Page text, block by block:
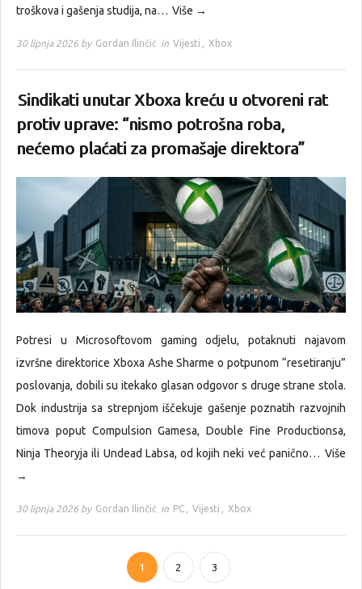
troškova i gašenja studija, na… Više →
30 lipnja 2026 by Gordan Ilinčić in Vijesti , Xbox
Sindikati unutar Xboxa kreću u otvoreni rat
protiv uprave: “nismo potrošna roba,
nećemo plaćati za promašaje direktora”
Potresi u Microsoftovom gaming odjelu, potaknuti najavom
izvršne direktorice Xboxa Ashe Sharme o potpunom “resetiranju”
poslovanja, dobili su itekako glasan odgovor s druge strane stola.
Dok industrija sa strepnjom iščekuje gašenje poznatih razvojnih
timova poput Compulsion Gamesa, Double Fine Productionsa,
Ninja Theoryja ili Undead Labsa, od kojih neki već panično… Više
→
30 lipnja 2026 by Gordan Ilinčić in PC , Vijesti , Xbox
1 2 3